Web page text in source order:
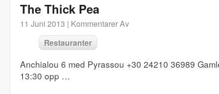
The Thick Pea
11 Juni 2013 | Kommentarer Av
Restauranter
Anchialou 6 med Pyrassou +30 24210 36989
13:30 opp …